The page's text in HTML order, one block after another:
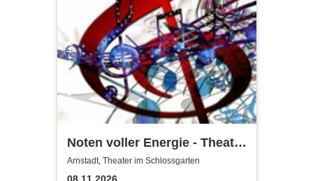
Noten voller Energie - Theater
Arnstadt
Arnstadt, Theater im Schlossgarten